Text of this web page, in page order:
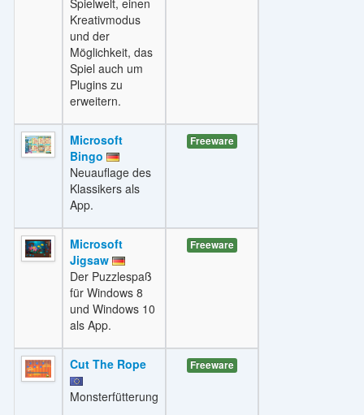
Kreativmodus
und der
Möglichkeit, das
Spiel auch um
Plugins zu
erweitern.
Microsoft
Bingo
Neuauflage des
Klassikers als
App.
Freeware
Microsoft
Jigsaw
Der Puzzlespaß
für Windows 8
und Windows 10
als App.
Freeware
Cut The Rope
Monsterfütterung
Freeware